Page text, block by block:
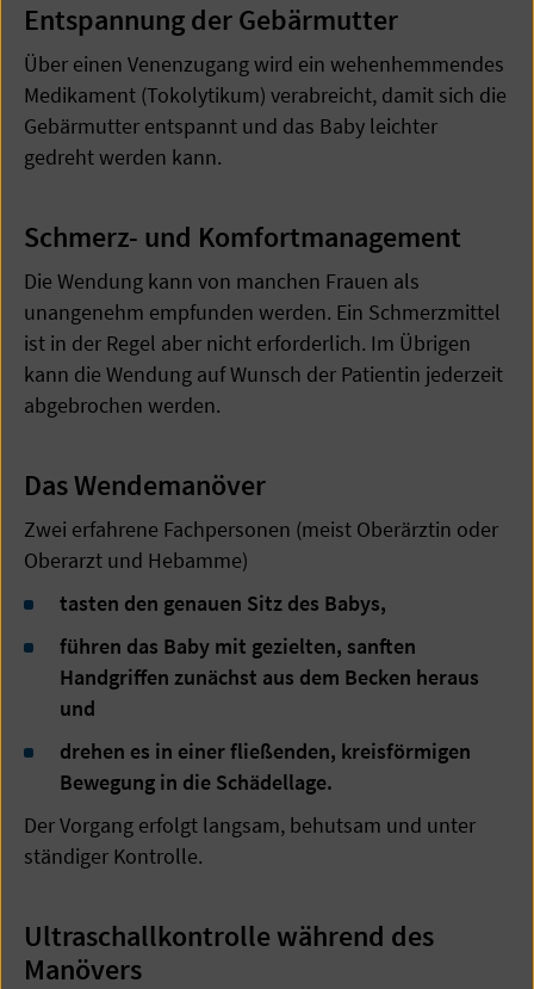
Entspannung der Gebärmutter
Über einen Venenzugang wird ein wehenhemmendes
Medikament (Tokolytikum) verabreicht, damit sich die
Gebärmutter entspannt und das Baby leichter
gedreht werden kann.
Schmerz- und Komfortmanagement
Die Wendung kann von manchen Frauen als
unangenehm empfunden werden. Ein Schmerzmittel
ist in der Regel aber nicht erforderlich. Im Übrigen
kann die Wendung auf Wunsch der Patientin jederzeit
abgebrochen werden.
Das Wendemanöver
Zwei erfahrene Fachpersonen (meist Oberärztin oder
Oberarzt und Hebamme)
tasten den genauen Sitz des Babys,
führen das Baby mit gezielten, sanften
Handgriffen zunächst aus dem Becken heraus
und
drehen es in einer fließenden, kreisförmigen
Bewegung in die Schädellage.
Der Vorgang erfolgt langsam, behutsam und unter
ständiger Kontrolle.
Ultraschallkontrolle während des
Manövers